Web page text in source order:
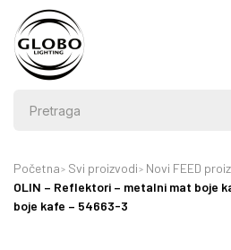
Početna Svi proizvodi
Novi FEED
OLIN – Reflektori – metalni mat boje
boje kafe – 54663-3